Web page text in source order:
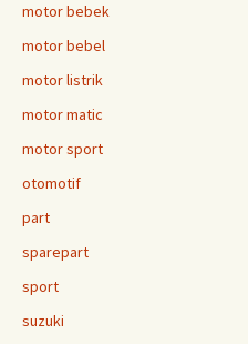
motor bebek
motor bebel
motor listrik
motor matic
motor sport
otomotif
part
sparepart
sport
suzuki